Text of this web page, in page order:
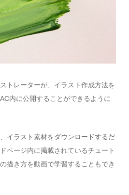
トレーターが、イラスト作成方法を
内に公開することができるように
イラスト素材をダウンロードするだ
ページ内に掲載されているチュート
描き方を動画で学習することもでき